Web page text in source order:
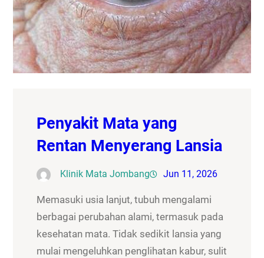
Penyakit Mata yang
Rentan Menyerang Lansia
Klinik Mata Jombang Jun 11, 2026
Memasuki usia lanjut, tubuh mengalami
berbagai perubahan alami, termasuk pada
kesehatan mata. Tidak sedikit lansia yang
mulai mengeluhkan penglihatan kabur, sulit